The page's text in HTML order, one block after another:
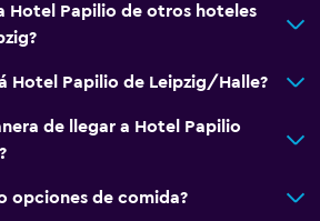
Hotel Papilio de otros hoteles
Hotel Papilio de Leipzig/Halle?
de llegar a Hotel Papilio
opciones de comida?